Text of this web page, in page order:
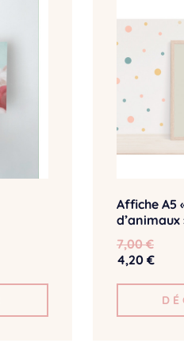
Affiche A5
d’animaux
7,00 €
4,20 €